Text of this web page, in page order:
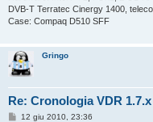
DVB-T Terratec Cinergy 1400,
Case: Compaq D510 SFF
Gringo
Re: Cronologia VDR
M12 giu 2010, 23:36